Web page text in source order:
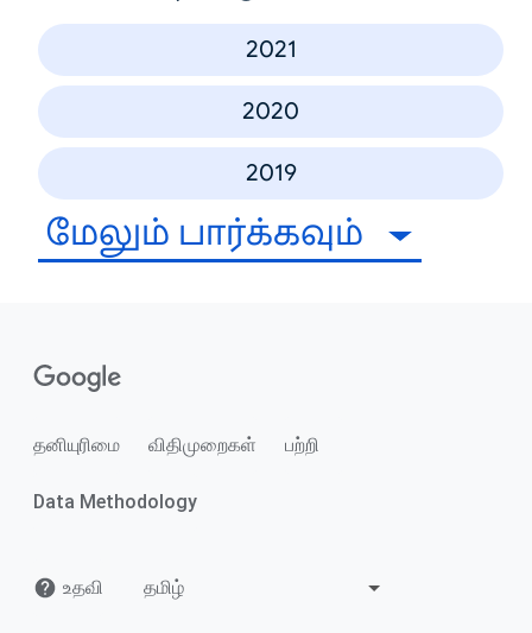
2021
2020
2019
மேலும் பார்க்கவும்
தனியுரிமை விதிமுறைகள் பற்றி
Data Methodology
உதவி